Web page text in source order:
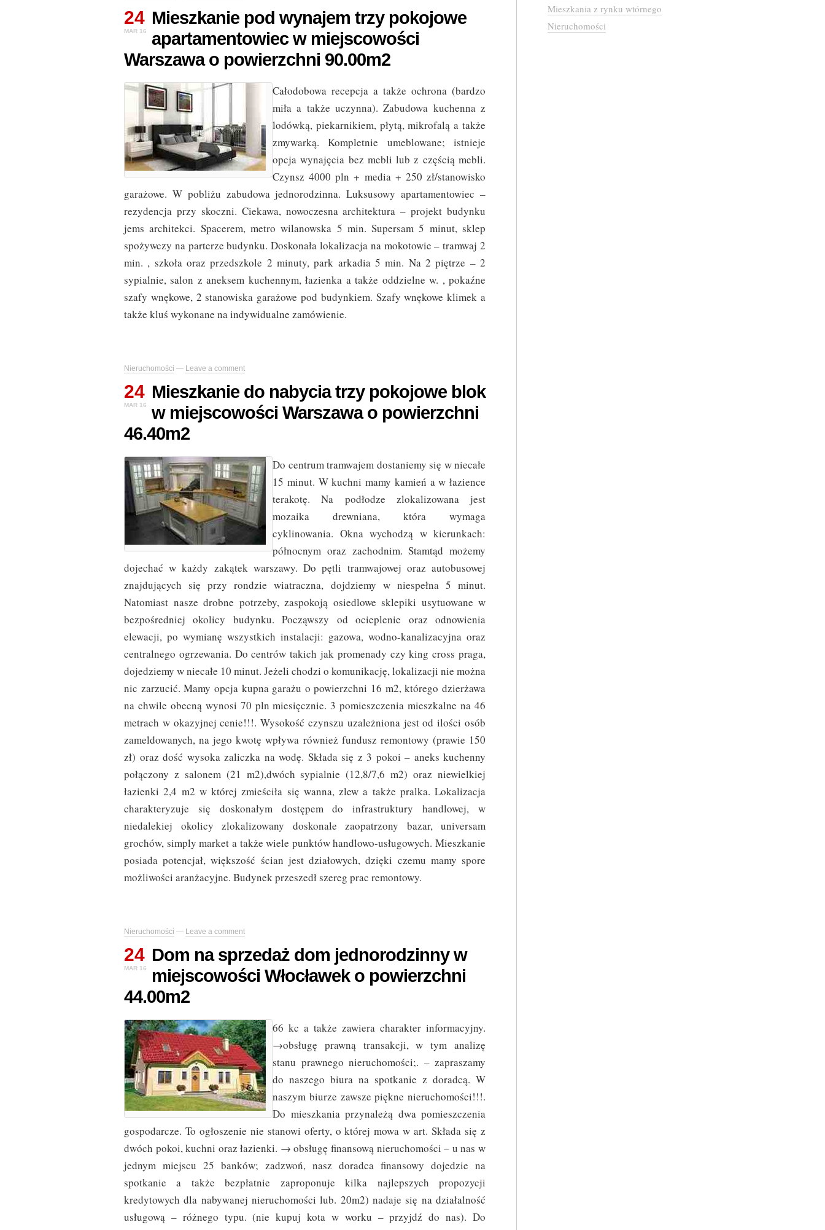
24
MAR 16
Mieszkanie pod wynajem trzy pokojowe
apartamentowiec w miejscowości
Warszawa o powierzchni 90.00m2
Całodobowa recepcja a także ochrona (bardzo
miła a także uczynna). Zabudowa kuchenna z
lodówką, piekarnikiem, płytą, mikrofalą a także
zmywarką. Kompletnie umeblowane; istnieje
opcja wynajęcia bez mebli lub z częścią mebli.
Czynsz 4000 pln + media + 250 zł/stanowisko
garażowe. W pobliżu zabudowa jednorodzinna. Luksusowy apartamentowiec –
rezydencja przy skoczni. Ciekawa, nowoczesna architektura – projekt budynku
jems architekci. Spacerem, metro wilanowska 5 min. Supersam 5 minut, sklep
spożywczy na parterze budynku. Doskonała lokalizacja na mokotowie – tramwaj 2
min. , szkoła oraz przedszkole 2 minuty, park arkadia 5 min. Na 2 piętrze – 2
sypialnie, salon z aneksem kuchennym, łazienka a także oddzielne w. , pokaźne
szafy wnękowe, 2 stanowiska garażowe pod budynkiem. Szafy wnękowe klimek a
także kluś wykonane na indywidualne zamówienie.
Nieruchomości — Leave a comment
24
MAR 16
Mieszkanie do nabycia trzy pokojowe blok
w miejscowości Warszawa o powierzchni
46.40m2
Do centrum tramwajem dostaniemy się w niecałe
15 minut. W kuchni mamy kamień a w łazience
terakotę. Na podłodze zlokalizowana jest
mozaika drewniana, która wymaga
cyklinowania. Okna wychodzą w kierunkach:
północnym oraz zachodnim. Stamtąd możemy
dojechać w każdy zakątek warszawy. Do pętli tramwajowej oraz autobusowej
znajdujących się przy rondzie wiatraczna, dojdziemy w niespełna 5 minut.
Natomiast nasze drobne potrzeby, zaspokoją osiedlowe sklepiki usytuowane w
bezpośredniej okolicy budynku. Począwszy od ocieplenie oraz odnowienia
elewacji, po wymianę wszystkich instalacji: gazowa, wodno-kanalizacyjna oraz
centralnego ogrzewania. Do centrów takich jak promenady czy king cross praga,
dojedziemy w niecałe 10 minut. Jeżeli chodzi o komunikację, lokalizacji nie można
nic zarzucić. Mamy opcja kupna garażu o powierzchni 16 m2, którego dzierżawa
na chwile obecną wynosi 70 pln miesięcznie. 3 pomieszczenia mieszkalne na 46
metrach w okazyjnej cenie!!!. Wysokość czynszu uzależniona jest od ilości osób
zameldowanych, na jego kwotę wpływa również fundusz remontowy (prawie 150
zł) oraz dość wysoka zaliczka na wodę. Składa się z 3 pokoi – aneks kuchenny
połączony z salonem (21 m2),dwóch sypialnie (12,8/7,6 m2) oraz niewielkiej
łazienki 2,4 m2 w której zmieściła się wanna, zlew a także pralka. Lokalizacja
charakteryzuje się doskonałym dostępem do infrastruktury handlowej, w
niedalekiej okolicy zlokalizowany doskonale zaopatrzony bazar, universam
grochów, simply market a także wiele punktów handlowo-usługowych. Mieszkanie
posiada potencjał, większość ścian jest działowych, dzięki czemu mamy spore
możliwości aranżacyjne. Budynek przeszedł szereg prac remontowy.
Nieruchomości — Leave a comment
24
MAR 16
Dom na sprzedaż dom jednorodzinny w
miejscowości Włocławek o powierzchni
44.00m2
66 kc a także zawiera charakter informacyjny.
→obsługę prawną transakcji, w tym analizę
stanu prawnego nieruchomości;. – zapraszamy
do naszego biura na spotkanie z doradcą. W
naszym biurze zawsze piękne nieruchomości!!!.
Do mieszkania przynależą dwa pomieszczenia
gospodarcze. To ogłoszenie nie stanowi oferty, o której mowa w art. Składa się z
dwóch pokoi, kuchni oraz łazienki. → obsługę finansową nieruchomości – u nas w
jednym miejscu 25 banków; zadzwoń, nasz doradca finansowy dojedzie na
spotkanie a także bezpłatnie zaproponuje kilka najlepszych propozycji
kredytowych dla nabywanej nieruchomości lub. 20m2) nadaje się na działalność
usługową – różnego typu. (nie kupuj kota w worku – przyjdź do nas). Do
Mieszkania z rynku wtórnego
Nieruchomości